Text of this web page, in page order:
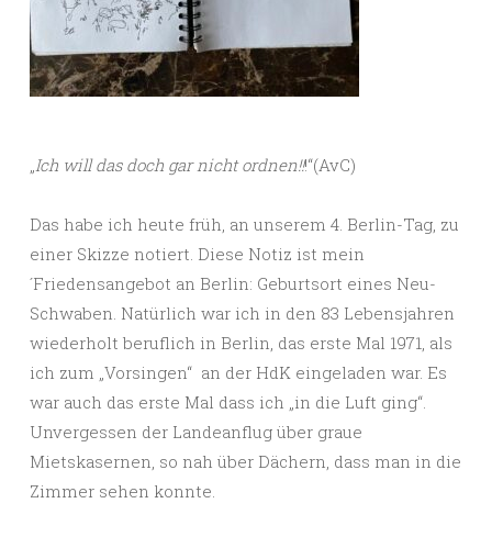
„Ich will das doch gar nicht ordnen!!!“(AvC)
Das habe ich heute früh, an unserem 4. Berlin-Tag, zu
einer Skizze notiert. Diese Notiz ist mein
´Friedensangebot an Berlin: Geburtsort eines Neu-
Schwaben. Natürlich war ich in den 83 Lebensjahren
wiederholt beruflich in Berlin, das erste Mal 1971, als
ich zum „Vorsingen“ an der HdK eingeladen war. Es
war auch das erste Mal dass ich „in die Luft ging“.
Unvergessen der Landeanflug über graue
Mietskasernen, so nah über Dächern, dass man in die
Zimmer sehen konnte.